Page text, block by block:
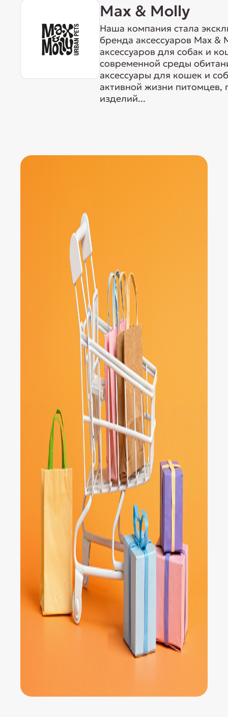
Max & Molly
Наша компания стала
бренда аксессуаров Max
аксессуаров для собак и
современной среды
аксессуары для кошек и
активной жизни питомцев,
изделий...